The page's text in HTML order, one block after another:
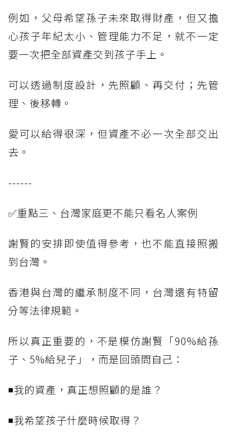
例如，父母希望孫子未來取得財產，但又擔
心孩子年紀太小、管理能力不足，就不一定
要一次把全部資產交到孩子手上。
可以透過制度設計，先照顧、再交付；先管
理、後移轉。
愛可以給得很深，但資產不必一次全部交出
去。
------
✅重點三、台灣家庭更不能只看名人案例
謝賢的安排即使值得參考，也不能直接照搬
到台灣。
香港與台灣的繼承制度不同，台灣還有特留
分等法律規範。
所以真正重要的，不是模仿謝賢「90%給孫
子、5%給兒子」，而是回頭問自己：
◾我的資產，真正想照顧的是誰？
◾我希望孩子什麼時候取得？